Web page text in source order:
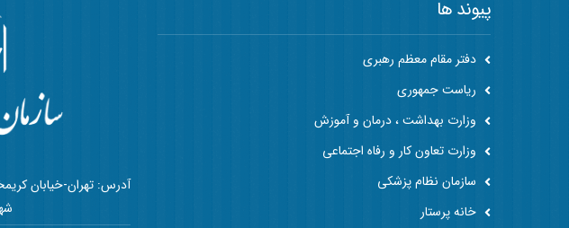
پیوند ها
دفتر مقام معظم رهبری
ریاست جمهوری
وزارت بهداشت ، درمان و آموزش
وزارت تعاون کار و رفاه اجتماعی
سازمان نظام پزشکی
خانه پرستار
آدرس: تهران-خیابان